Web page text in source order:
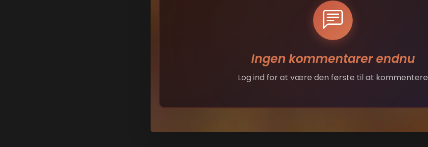
Ingen kommentarer endnu
Log ind for at være den første til at kommentere